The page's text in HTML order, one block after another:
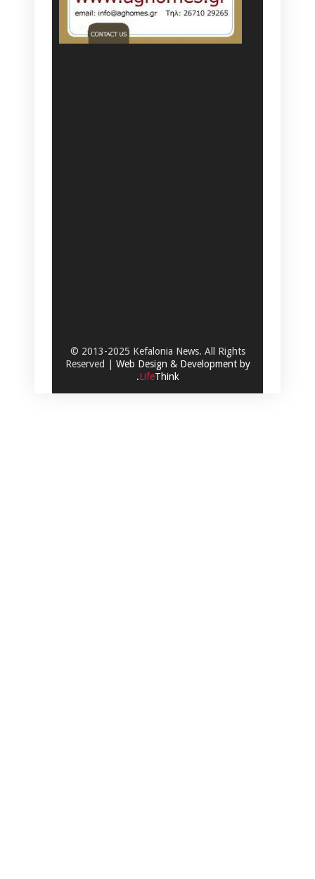
© 2013-2025 Kefalonia News. All Rights
Reserved | Web Design & Development by
.LifeThink